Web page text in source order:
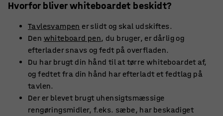
Hvorfor bliver whiteboardet beskidt?
Tavlesvampen er slidt og skal udskiftes.
Den whiteboard pen, du bruger, er dårlig og
efterlader snavs og fedt på overfladen.
Du har brugt din hånd til at tørre whiteboardet af,
og fedtet fra din hånd har efterladt et fedtlag på
tavlen.
Der er blevet brugt uhensigtsmæssige
rengøringsmidler, f.eks. sæbe, har beskadiget